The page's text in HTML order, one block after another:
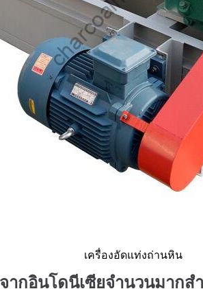
เครื่องอัดแท่งถ่านหิน
ากอินโดนีเซียจำนวนมากส